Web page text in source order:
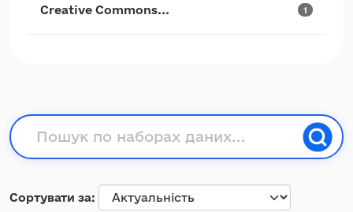
Creative Commons... 1
Сортувати за